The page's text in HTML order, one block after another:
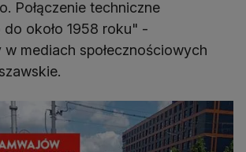
Połączenie techniczne
do około 1958 roku" -
w mediach społecznościowych